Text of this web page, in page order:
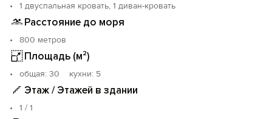
1 двуспальная кровать, 1 диван-кровать
Расстояние до моря
800 метров
Площадь (м²)
oбщая: 30 кухни: 5
Этаж / Этажей в здании
1 / 1